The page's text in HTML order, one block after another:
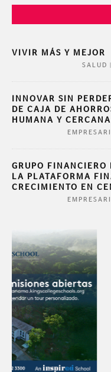
VIVIR MÁS Y MEJOR
SALUD
INNOVAR SIN
DE CAJA DE
HUMANA Y CERCANA
GRUPO FINANCIERO
LA PLATAFORMA
CRECIMIENTO EN